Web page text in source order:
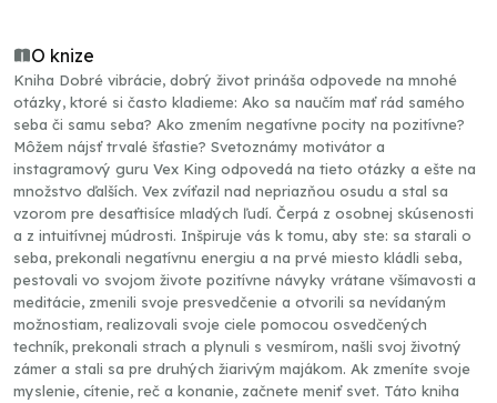
O knize
Kniha Dobré vibrácie, dobrý život prináša odpovede na mnohé
otázky, ktoré si často kladieme: Ako sa naučím mať rád samého
seba či samu seba? Ako zmením negatívne pocity na pozitívne?
Môžem nájsť trvalé šťastie? Svetoznámy motivátor a
instagramový guru Vex King odpovedá na tieto otázky a ešte na
množstvo ďalších. Vex zvíťazil nad nepriazňou osudu a stal sa
vzorom pre desaťtisíce mladých ľudí. Čerpá z osobnej skúsenosti
a z intuitívnej múdrosti. Inšpiruje vás k tomu, aby ste: sa starali o
seba, prekonali negatívnu energiu a na prvé miesto kládli seba,
pestovali vo svojom živote pozitívne návyky vrátane všímavosti a
meditácie, zmenili svoje presvedčenie a otvorili sa nevídaným
možnostiam, realizovali svoje ciele pomocou osvedčených
techník, prekonali strach a plynuli s vesmírom, našli svoj životný
zámer a stali sa pre druhých žiarivým majákom. Ak zmeníte svoje
myslenie, cítenie, reč a konanie, začnete meniť svet. Táto kniha